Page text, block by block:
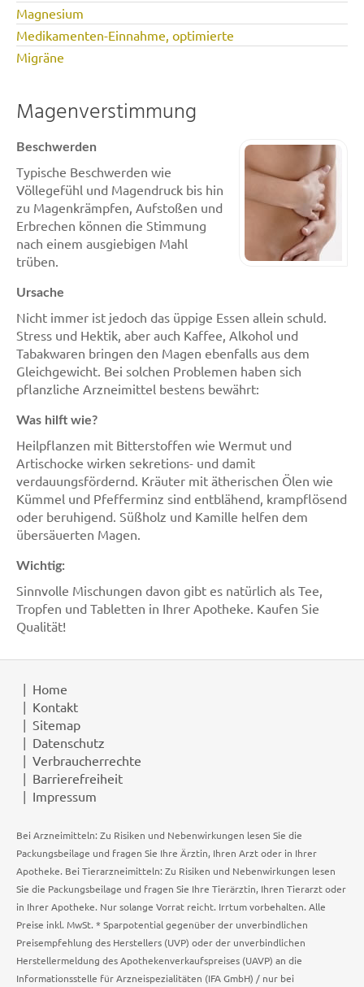
Magnesium
Medikamenten-Einnahme, optimierte
Migräne
Magenverstimmung
Beschwerden
Typische Beschwerden wie
Völlegefühl und Magendruck bis hin
zu Magenkrämpfen, Aufstoßen und
Erbrechen können die Stimmung
nach einem ausgiebigen Mahl
trüben.
Ursache
Nicht immer ist jedoch das üppige Essen allein schuld.
Stress und Hektik, aber auch Kaffee, Alkohol und
Tabakwaren bringen den Magen ebenfalls aus dem
Gleichgewicht. Bei solchen Problemen haben sich
pflanzliche Arzneimittel bestens bewährt:
Was hilft wie?
Heilpflanzen mit Bitterstoffen wie Wermut und
Artischocke wirken sekretions- und damit
verdauungsfördernd. Kräuter mit ätherischen Ölen wie
Kümmel und Pfefferminz sind entblähend, krampflösend
oder beruhigend. Süßholz und Kamille helfen dem
übersäuerten Magen.
Wichtig:
Sinnvolle Mischungen davon gibt es natürlich als Tee,
Tropfen und Tabletten in Ihrer Apotheke. Kaufen Sie
Qualität!
Home
Kontakt
Sitemap
Datenschutz
Verbraucherrechte
Barrierefreiheit
Impressum
Bei Arzneimitteln: Zu Risiken und Nebenwirkungen lesen Sie die
Packungsbeilage und fragen Sie Ihre Ärztin, Ihren Arzt oder in Ihrer
Apotheke. Bei Tierarzneimitteln: Zu Risiken und Nebenwirkungen lesen
Sie die Packungsbeilage und fragen Sie Ihre Tierärztin, Ihren Tierarzt oder
in Ihrer Apotheke. Nur solange Vorrat reicht. Irrtum vorbehalten. Alle
Preise inkl. MwSt. * Sparpotential gegenüber der unverbindlichen
Preisempfehlung des Herstellers (UVP) oder der unverbindlichen
Herstellermeldung des Apothekenverkaufspreises (UAVP) an die
Informationsstelle für Arzneispezialitäten (IFA GmbH) / nur bei